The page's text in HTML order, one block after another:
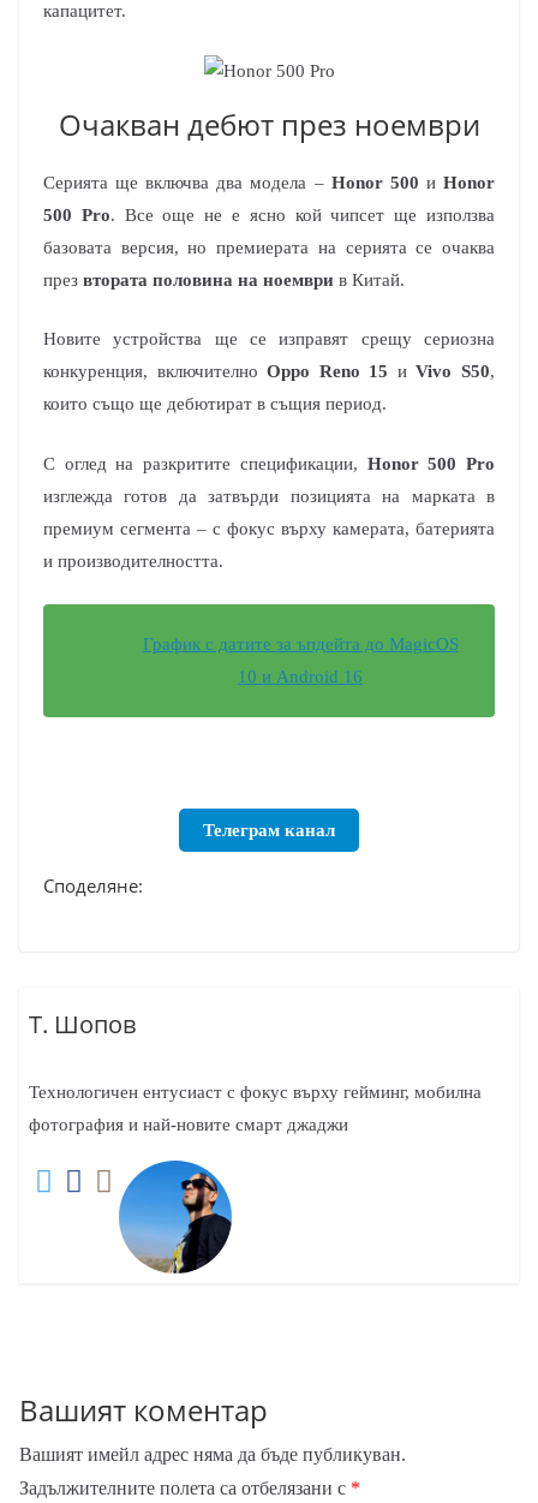
капацитет.
Очакван дебют през ноември
Серията ще включва два модела – Honor 500 иHonor
500 Pro. Все още не е ясно кой чипсет ще използва
базовата версия, но премиерата на серията се очаква
през втората половина на ноември в Китай.
Новите устройства ще се изправят срещу сериозна
конкуренция, включителноOppo Reno 15 иVivo S50,
които също ще дебютират в същия период.
С оглед на разкритите спецификации, Honor 500 Pro
изглежда готов да затвърди позицията на марката в
премиум сегмента – с фокус върху камерата, батерията
и производителността.
График с датите за ъпдейта до MagicOS
10 и Android 16
Телеграм канал
Споделяне:
Т. Шопов
Технологичен ентусиаст с фокус върху гейминг, мобилна
фотография и най-новите смарт джаджи
Вашият коментар
Вашият имейл адрес няма да бъде публикуван.
Задължителните полета са отбелязани с *